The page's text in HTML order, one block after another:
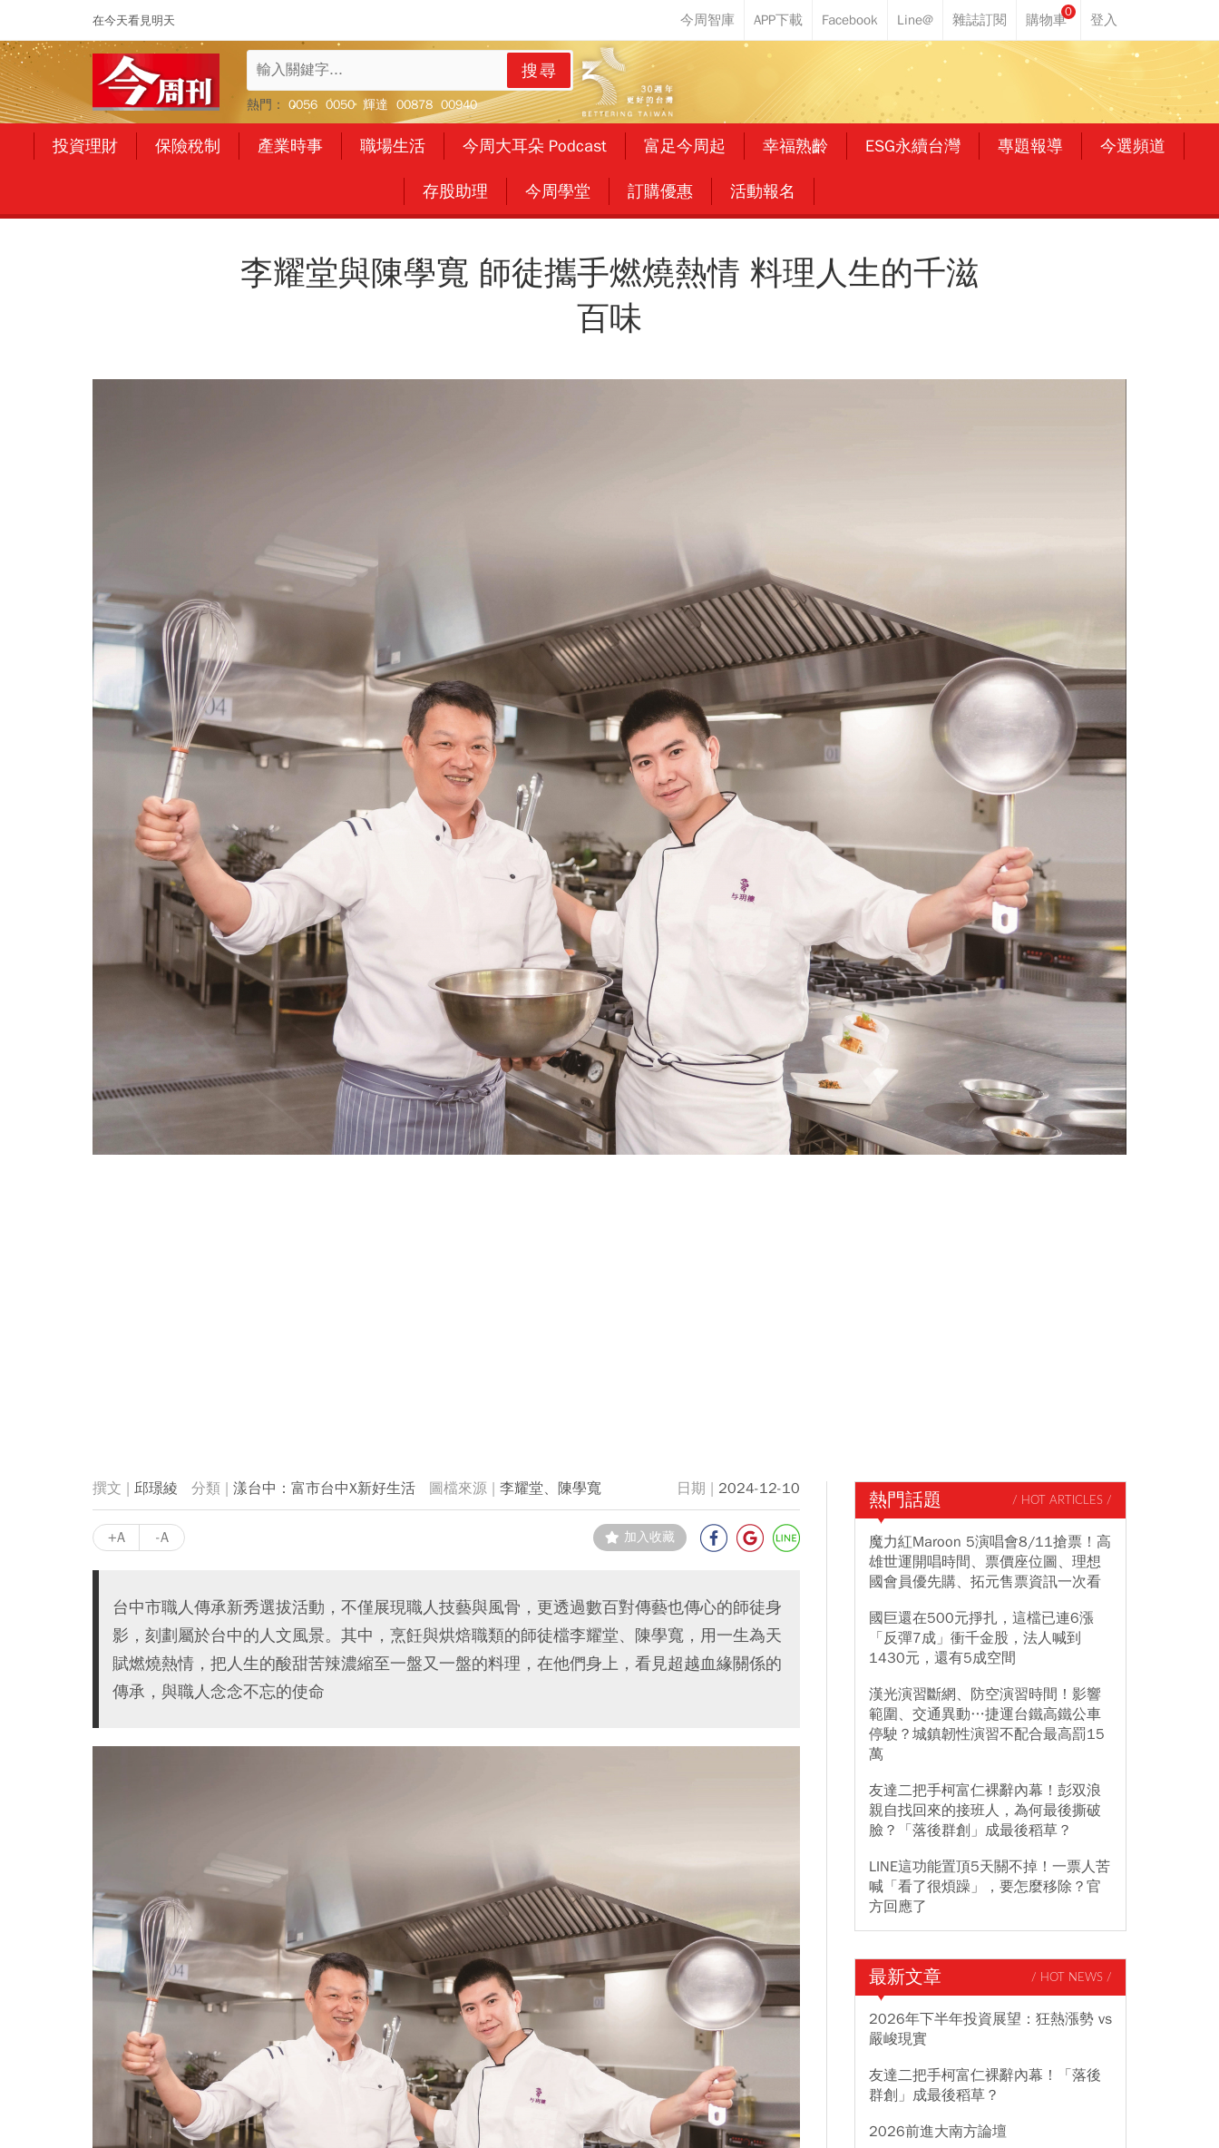
在今天看見明天
0
搜尋
熱門： 0056 0050 輝達 00878 00940
投資理財 保險稅制 產業時事 職場生活 今周大耳朵 Podcast 富足今周起 幸福熟齡 ESG永續台灣 專題報導 今選頻道
存股助理 今周學堂 訂購優惠 活動報名
李耀堂與陳學寬 師徒攜手燃燒熱情 料理人生的千滋
百味
邱璟綾 漾台中：富市台中X新好生活 李耀堂、陳學寬 2024-12-10
+A -A 加入收藏
台中市職人傳承新秀選拔活動，不僅展現職人技藝與風骨，更透過數百對傳藝也傳心的師徒身
影，刻劃屬於台中的人文風景。其中，烹飪與烘焙職類的師徒檔李耀堂、陳學寬，用一生為天
賦燃燒熱情，把人生的酸甜苦辣濃縮至一盤又一盤的料理，在他們身上，看見超越血緣關係的
傳承，與職人念念不忘的使命
熱門話題 / HOT ARTICLES /
魔力紅Maroon 5演唱會8/11搶票！高
雄世運開唱時間、票價座位圖、理想
國會員優先購、拓元售票資訊一次看
國巨還在500元掙扎，這檔已連6漲
「反彈7成」衝千金股，法人喊到
1430元，還有5成空間
漢光演習斷網、防空演習時間！影響
範圍、交通異動…捷運台鐵高鐵公車
停駛？城鎮韌性演習不配合最高罰15
萬
友達二把手柯富仁裸辭內幕！彭双浪
親自找回來的接班人，為何最後撕破
臉？「落後群創」成最後稻草？
LINE這功能置頂5天關不掉！一票人苦
喊「看了很煩躁」，要怎麼移除？官
方回應了
最新文章 / HOT NEWS /
2026年下半年投資展望：狂熱漲勢 vs
嚴峻現實
友達二把手柯富仁裸辭內幕！「落後
群創」成最後稻草？
2026前進大南方論壇